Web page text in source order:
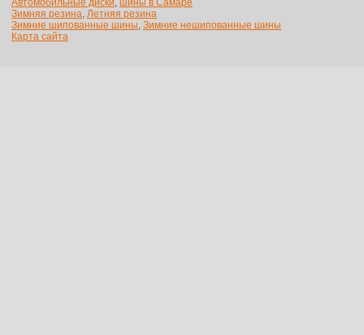
Автомобильные диски , шины в Самаре
Зимняя резина, Летняя резина
Зимние шипованные шины, Зимние нешипованные шины
Карта сайта